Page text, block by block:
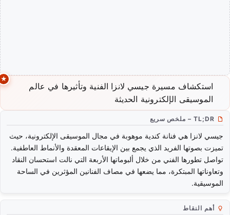
استكشاف مسيرة جيسي لانزا الفنية وتأثيرها في عالم
الموسيقى الإلكترونية الحديثة
TL;DR – ملخص سريع
جيسي لانزا هي فنانة كندية موهوبة في مجال الموسيقى الإلكترونية، حيث
تميزت بصوتها الفريد الذي يجمع بين الإيقاعات المعقدة والأنماط العاطفية.
تواصل تطورها الفني من خلال ألبوماتها الأربعة التي نالت استحسان النقاد
وتعاوناتها المبتكرة، مما يضعها في مصاف الفنانين المؤثرين في الساحة
الموسيقية.
أهم النقاط